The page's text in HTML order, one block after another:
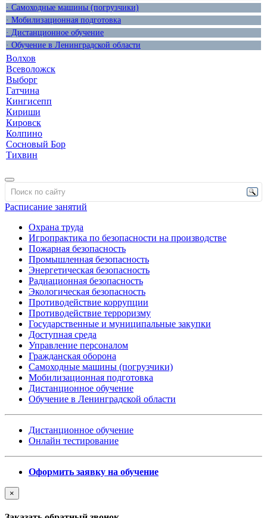
· Самоходные машины (погрузчики)
· Мобилизационная подготовка
· Дистанционное обучение
· Обучение в Ленинградской области
Волхов
Всеволожск
Выборг
Гатчина
Кингисепп
Кириши
Кировск
Колпино
Сосновый Бор
Тихвин
Расписание занятий
Охрана труда
Игропрактика по безопасности на производстве
Пожарная безопасность
Промышленная безопасность
Энергетическая безопасность
Радиационная безопасность
Экологическая безопасность
Противодействие коррупции
Противодействие терроризму
Государственные и муниципальные закупки
Доступная среда
Управление персоналом
Гражданская оборона
Самоходные машины (погрузчики)
Мобилизационная подготовка
Дистанционное обучение
Обучение в Ленинградской области
Дистанционное обучение
Онлайн тестирование
Оформить заявку на обучение
×